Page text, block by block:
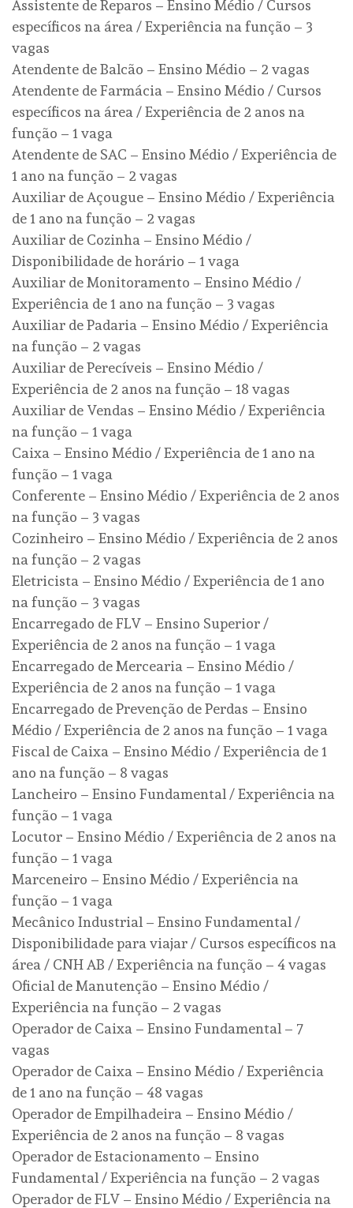
Assistente de Reparos – Ensino Médio / Cursos
específicos na área / Experiência na função – 3
vagas
Atendente de Balcão – Ensino Médio – 2 vagas
Atendente de Farmácia – Ensino Médio / Cursos
específicos na área / Experiência de 2 anos na
função – 1 vaga
Atendente de SAC – Ensino Médio / Experiência de
1 ano na função – 2 vagas
Auxiliar de Açougue – Ensino Médio / Experiência
de 1 ano na função – 2 vagas
Auxiliar de Cozinha – Ensino Médio /
Disponibilidade de horário – 1 vaga
Auxiliar de Monitoramento – Ensino Médio /
Experiência de 1 ano na função – 3 vagas
Auxiliar de Padaria – Ensino Médio / Experiência
na função – 2 vagas
Auxiliar de Perecíveis – Ensino Médio /
Experiência de 2 anos na função – 18 vagas
Auxiliar de Vendas – Ensino Médio / Experiência
na função – 1 vaga
Caixa – Ensino Médio / Experiência de 1 ano na
função – 1 vaga
Conferente – Ensino Médio / Experiência de 2 anos
na função – 3 vagas
Cozinheiro – Ensino Médio / Experiência de 2 anos
na função – 2 vagas
Eletricista – Ensino Médio / Experiência de 1 ano
na função – 3 vagas
Encarregado de FLV – Ensino Superior /
Experiência de 2 anos na função – 1 vaga
Encarregado de Mercearia – Ensino Médio /
Experiência de 2 anos na função – 1 vaga
Encarregado de Prevenção de Perdas – Ensino
Médio / Experiência de 2 anos na função – 1 vaga
Fiscal de Caixa – Ensino Médio / Experiência de 1
ano na função – 8 vagas
Lancheiro – Ensino Fundamental / Experiência na
função – 1 vaga
Locutor – Ensino Médio / Experiência de 2 anos na
função – 1 vaga
Marceneiro – Ensino Médio / Experiência na
função – 1 vaga
Mecânico Industrial – Ensino Fundamental /
Disponibilidade para viajar / Cursos específicos na
área / CNH AB / Experiência na função – 4 vagas
Oficial de Manutenção – Ensino Médio /
Experiência na função – 2 vagas
Operador de Caixa – Ensino Fundamental – 7
vagas
Operador de Caixa – Ensino Médio / Experiência
de 1 ano na função – 48 vagas
Operador de Empilhadeira – Ensino Médio /
Experiência de 2 anos na função – 8 vagas
Operador de Estacionamento – Ensino
Fundamental / Experiência na função – 2 vagas
Operador de FLV – Ensino Médio / Experiência na